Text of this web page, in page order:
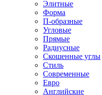
Элитные
Форма
П-образные
Угловые
Прямые
Радиусные
Скошенные углы
Стиль
Современные
Евро
Английские